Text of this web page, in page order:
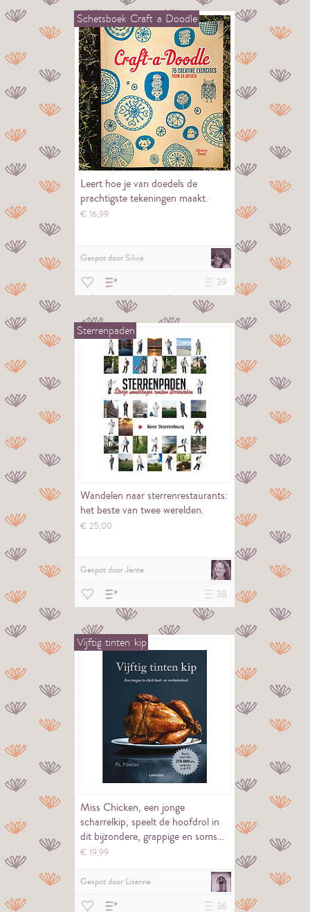
Schetsboek Craft a Doodle
Leert hoe je van doedels de
prachtigste tekeningen maakt.
€ 16,99
Gespot door Silvia
39
Sterrenpaden
Wandelen naar sterrenrestaurants:
het beste van twee werelden.
€25,00
Gespot doorJente
38
Vijftig tinten kip
Miss Chicken, een jonge
scharrelkip, speelt de hoofdrol in
dit bijzondere, grappige en soms…
€ 19,99
Gespot door Lisanne
36